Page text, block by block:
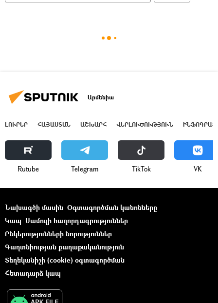
Արմենիա
ԼՈՒՐԵՐ ՀԱՅԱՍՏԱՆ ԱՇԽԱՐՀ ՎԵՐԼՈՒԾՈՒԹՅՈՒՆ
Rutube Telegram ТikТоk VK
Նախագծի մասին Օգտագործման կանոնները
Կապ Մամուլի հաղորդագրություններ
Ընկերությունների նորություններ
Գաղտնիության քաղաքականություն
Տեղեկանիշի (cookie) օգտագործման
Հետադարձ կապ